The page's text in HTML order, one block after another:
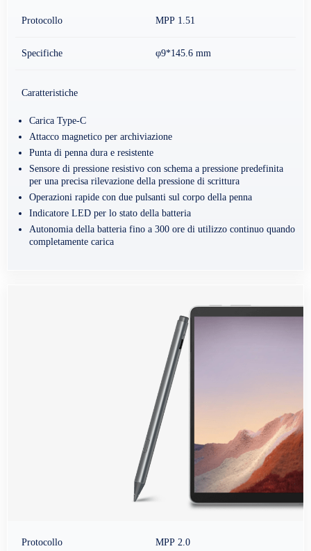
Protocollo MPP 1.51
Specifiche φ9*145.6 mm
Caratteristiche
Carica Type-C
Attacco magnetico per archiviazione
Punta di penna dura e resistente
Sensore di pressione resistivo con schema a pressione predefinita
per una precisa rilevazione della pressione di scrittura
Operazioni rapide con due pulsanti sul corpo della penna
Indicatore LED per lo stato della batteria
Autonomia della batteria fino a 300 ore di utilizzo continuo quando
completamente carica
Protocollo MPP 2.0